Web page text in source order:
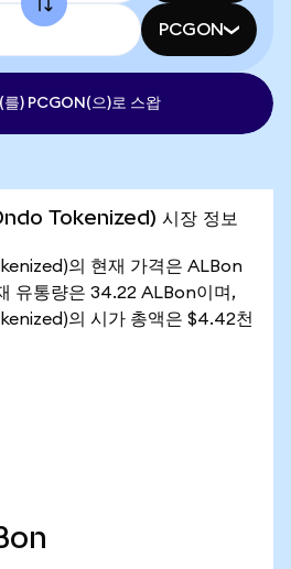
PCGON
) PCGON(으)로 스왑
Tokenized) 시장 정보
의 현재 가격은 ALBon
유통량은 34.22 ALBon이며,
의 시가 총액은 $4.42천